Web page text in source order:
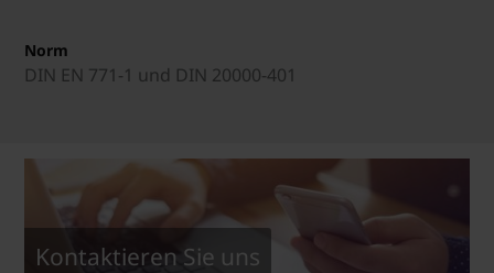
Norm
DIN EN 771-1 und DIN 20000-401
Kontaktieren Sie uns